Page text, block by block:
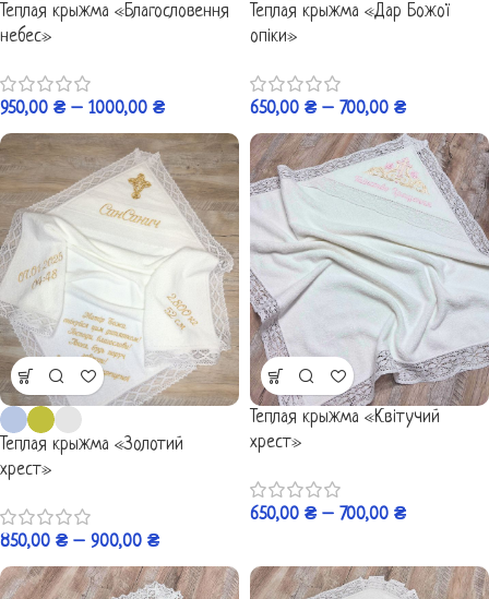
Теплая крыжма «Благословення
небес»
950,00 ₴ – 1000,00 ₴
Теплая крыжма «Дар Божої
опіки»
650,00 ₴ – 700,00 ₴
Теплая крыжма «Золотий
хрест»
850,00 ₴ – 900,00 ₴
Теплая крыжма «Квітучий
хрест»
650,00 ₴ – 700,00 ₴